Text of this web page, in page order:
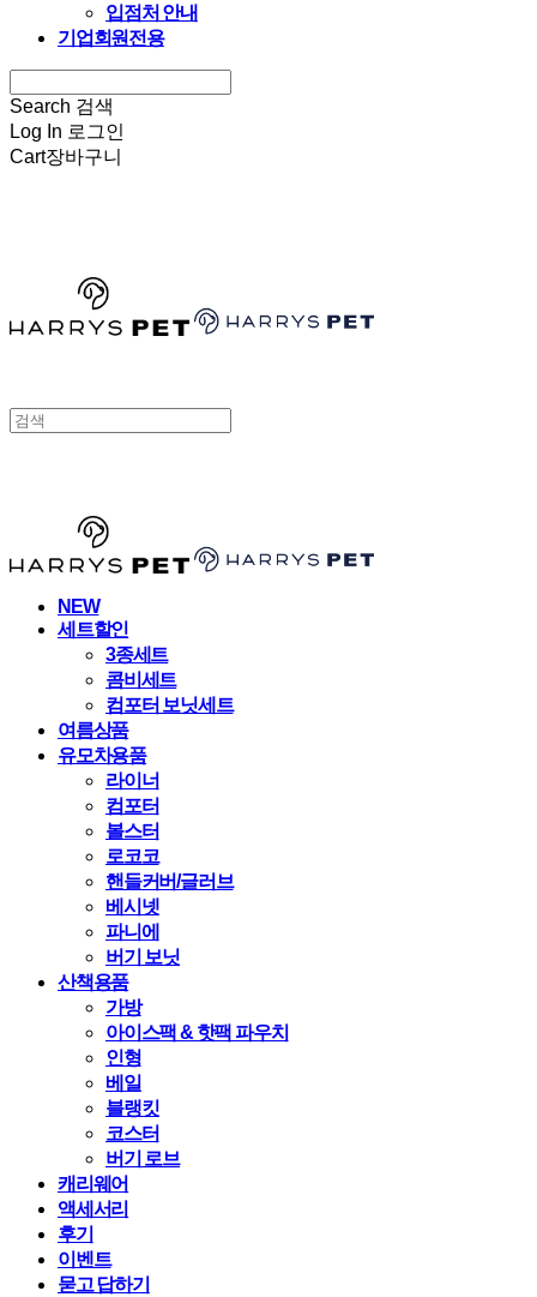
입점처 안내
기업회원전용
Search 검색
Log In 로그인
Cart장바구니
NEW
세트할인
3종세트
콤비세트
컴포터 보닛세트
여름상품
유모차용품
라이너
컴포터
볼스터
로코코
핸들커버/글러브
베시넷
파니에
버기 보닛
산책용품
가방
아이스팩 & 핫팩 파우치
인형
베일
블랭킷
코스터
버기 로브
캐리웨어
액세서리
후기
이벤트
묻고 답하기